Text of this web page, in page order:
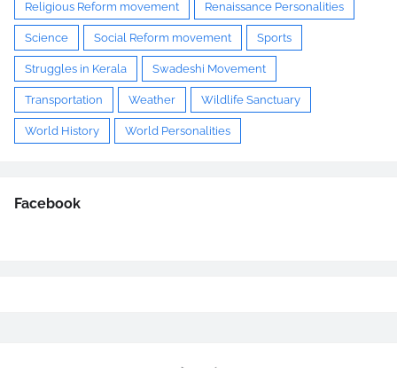
Religious Reform movement Renaissance Personalities
Science Social Reform movement Sports
Struggles in Kerala Swadeshi Movement
Transportation Weather Wildlife Sanctuary
World History World Personalities
Facebook